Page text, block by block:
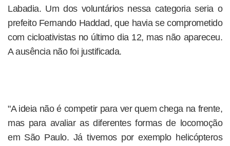
Labadia. Um dos voluntários nessa categoria seria o
prefeito Fernando Haddad, que havia se comprometido
com cicloativistas no último dia 12, mas não apareceu.
A ausência não foi justificada.
"A ideia não é competir para ver quem chega na frente,
mas para avaliar as diferentes formas de locomoção
em São Paulo. Já tivemos por exemplo helicópteros